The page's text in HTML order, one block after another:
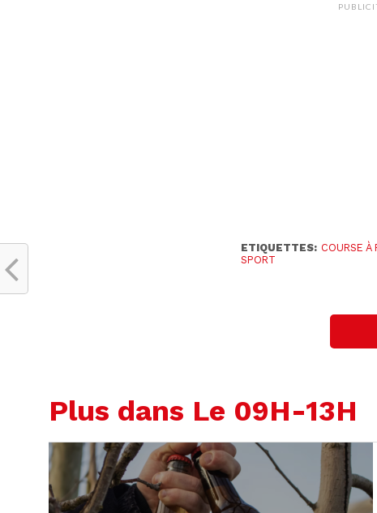
ETIQUETTES: COURSE À
SPORT
Plus dans Le 09H-13H